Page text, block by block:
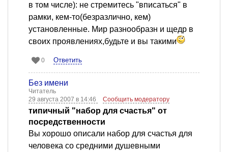
в том числе): не стремитесь "вписаться" в
рамки, кем-то(безразлично, кем)
установленные. Мир разнообразн и щедр в
своих проявлениях,будьте и вы такими
0 Ответить
Без имени
Читатель
29 августа 2007 в 14:46
Сообщить модератору
типичный "набор для счастья" от
посредственности
Вы хорошо описали набор для счастья для
человека со средними душевными